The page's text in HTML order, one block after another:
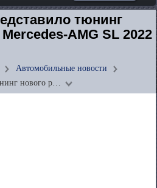
тюнинг
AMG SL 2022
Автомобильные новости
нового р…